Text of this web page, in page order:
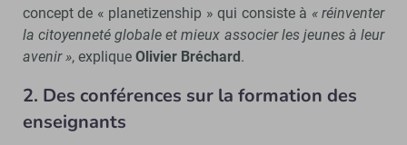
concept de « planetizenship » qui consiste à « réinventer
la citoyenneté globale et mieux associer les jeunes à leur
avenir », explique Olivier Bréchard.
2. Des conférences sur la formation des
enseignants